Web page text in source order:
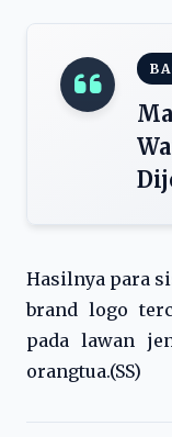
Hasilnya para
brand logo
pada lawan
orangtua.(SS)